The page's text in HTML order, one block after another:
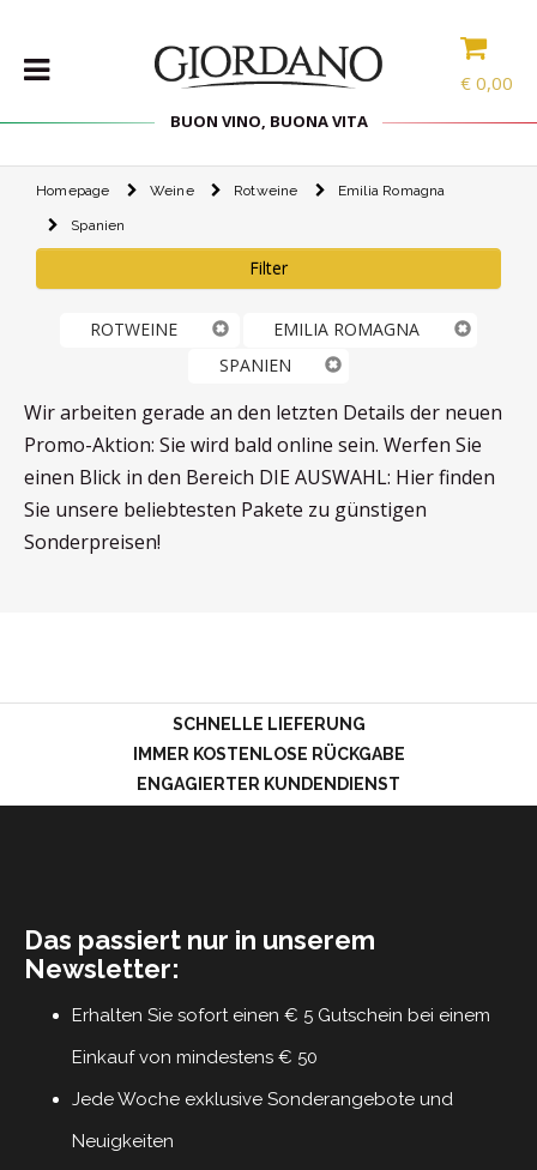
€ 0,00
BUON VINO, BUONA VITA
WEINE
DELIKATESSEN
PROBIERPAKETE
SPIRITOUSEN
AUSWAHL
ANGEBOTE
BLOG
Homepage Weine Rotweine Emilia Romagna
Spanien
Filter
ROTWEINE
EMILIA ROMAGNA
SPANIEN
Wir arbeiten gerade an den letzten Details der neuen
Promo-Aktion: Sie wird bald online sein. Werfen Sie
einen Blick in den Bereich DIE AUSWAHL: Hier finden
Sie unsere beliebtesten Pakete zu günstigen
Sonderpreisen!
SCHNELLE LIEFERUNG
IMMER KOSTENLOSE RÜCKGABE
ENGAGIERTER KUNDENDIENST
Das passiert nur in unserem
Newsletter:
Erhalten Sie sofort einen € 5 Gutschein bei einem
Einkauf von mindestens € 50
Jede Woche exklusive Sonderangebote und
Neuigkeiten